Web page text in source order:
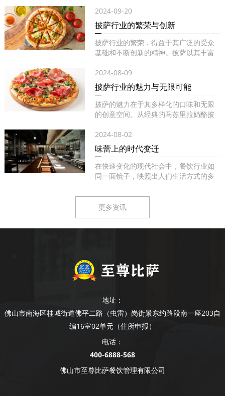
2024-09-20
披萨行业的繁荣与创新
披萨行业的繁荣，得益于其广泛的受众
基础和不断创新的精神。披萨以其丰富
2024-08-09
披萨行业的魅力与无限可能
披萨的魅力在于其多样化的口味和无限
的创意空间。从经典的马苏里拉奶酪披
2024-08-02
味蕾上的时代变迁
在快速变化的现代社会中，餐饮行业如
同一面镜子，映照出人们生活方式的多
更多资讯
地址：
佛山市南海区桂城街道佛平二路（虫雷）岗街景东约路段南一座203自
编16室02单元（住所申报）
电话：
400-6888-568
佛山市至尊比萨餐饮管理有限公司